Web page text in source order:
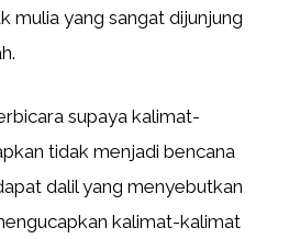
mulia yang sangat dijunjung
supaya kalimat-
tidak menjadi bencana
dalil yang menyebutkan
kalimat-kalimat